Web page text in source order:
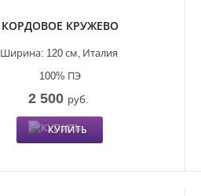
КОРДОВОЕ КРУЖЕВО
Италия
Ширина: 120 см,
100% ПЭ
2 500 руб.
КУПИТЬ